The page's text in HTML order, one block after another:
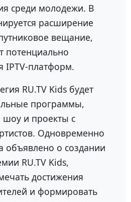
среди молодежи. В
расширение
вещание,
потенциально
IPTV-платформ.
RU.TV Kids будет
программы,
шоу и проекты с
Одновременно
объявлено о создании
RU.TV Kids,
достижения
и формировать